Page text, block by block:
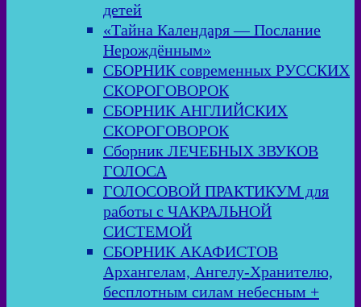
детей
«Тайна Календаря — Послание
Нерождённым»
СБОРНИК современных РУССКИХ
СКОРОГОВОРОК
СБОРНИК АНГЛИЙСКИХ
СКОРОГОВОРОК
Сборник ЛЕЧЕБНЫХ ЗВУКОВ
ГОЛОСА
ГОЛОСОВОЙ ПРАКТИКУМ для
работы с ЧАКРАЛЬНОЙ
СИСТЕМОЙ
СБОРНИК АКАФИСТОВ
Архангелам, Ангелу-Хранителю,
бесплотным силам небесным +